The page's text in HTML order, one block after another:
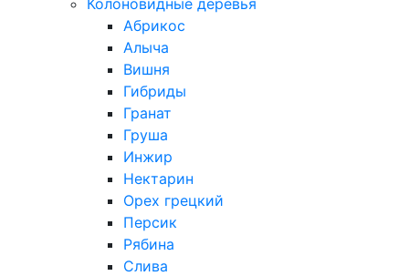
Колоновидные деревья
Абрикос
Алыча
Вишня
Гибриды
Гранат
Груша
Инжир
Нектарин
Орех грецкий
Персик
Рябина
Слива